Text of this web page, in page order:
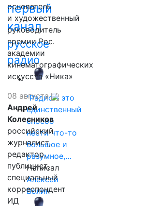
первый
канал
русское
радио
"Радио - это
единственный
способ
нести что-то
большое и
разумное,…
Написал
Алексей
Волин
основатель
и художественный
руководитель
премии Рос.
академии
кинематографических
искусств «Ника»
08 августа
Андрей
Колесников
российский
журналист,
редактор,
публицист,
специальный
корреспондент
ИД